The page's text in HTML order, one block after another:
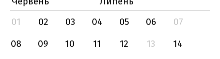
01 02 03 04 05 06
07
08
09 10 11 12 13
14